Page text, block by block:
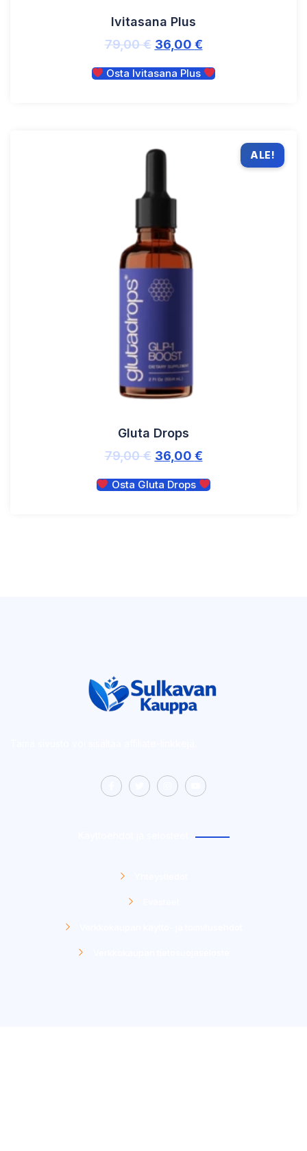
Ivitasana Plus
79,00€ 36,00 €
Osta Ivitasana Plus
ALE!
Gluta Drops
79,00€ 36,00 €
Osta Gluta Drops